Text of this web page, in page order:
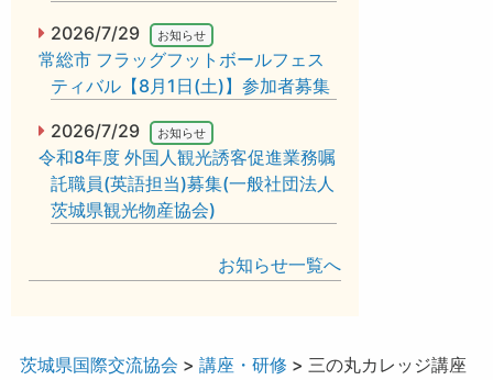
2026/7/29 お知らせ
常総市 フラッグフットボールフェス
ティバル【8月1日(土)】参加者募集
2026/7/29 お知らせ
令和8年度 外国人観光誘客促進業務嘱
託職員(英語担当)募集(一般社団法人
茨城県観光物産協会)
お知らせ一覧へ
茨城県国際交流協会 > 講座・研修 > 三の丸カレッジ講座